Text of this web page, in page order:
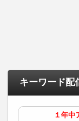
キーワード配
１年中